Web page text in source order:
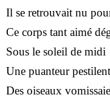
Il se retrouvait nu
Ce corps tant aimé
Sous le soleil de midi
Une puanteur
Des oiseaux